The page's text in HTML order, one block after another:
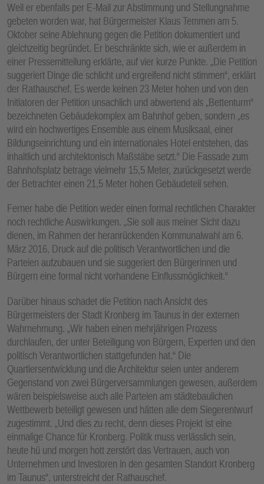
Weil er ebenfalls per E-Mail zur Abstimmung und Stellungnahme
gebeten worden war, hat Bürgermeister Klaus Temmen am 5.
Oktober seine Ablehnung gegen die Petition dokumentiert und
gleichzeitig begründet. Er beschränkte sich, wie er außerdem in
einer Pressemitteilung erklärte, auf vier kurze Punkte. „Die Petition
suggeriert Dinge die schlicht und ergreifend nicht stimmen“, erklärt
der Rathauschef. Es werde keinen 23 Meter hohen und von den
Initiatoren der Petition unsachlich und abwertend als „Bettenturm“
bezeichneten Gebäudekomplex am Bahnhof geben, sondern „es
wird ein hochwertiges Ensemble aus einem Musiksaal, einer
Bildungseinrichtung und ein internationales Hotel entstehen, das
inhaltlich und architektonisch Maßstäbe setzt.“ Die Fassade zum
Bahnhofsplatz betrage vielmehr 15,5 Meter, zurückgesetzt werde
der Betrachter einen 21,5 Meter hohen Gebäudeteil sehen.
Ferner habe die Petition weder einen formal rechtlichen Charakter
noch rechtliche Auswirkungen. „Sie soll aus meiner Sicht dazu
dienen, im Rahmen der heranrückenden Kommunalwahl am 6.
März 2016, Druck auf die politisch Verantwortlichen und die
Parteien aufzubauen und sie suggeriert den Bürgerinnen und
Bürgern eine formal nicht vorhandene Einflussmöglichkeit.“
Darüber hinaus schadet die Petition nach Ansicht des
Bürgermeisters der Stadt Kronberg im Taunus in der externen
Wahrnehmung. „Wir haben einen mehrjährigen Prozess
durchlaufen, der unter Beteiligung von Bürgern, Experten und den
politisch Verantwortlichen stattgefunden hat.“ Die
Quartiersentwicklung und die Architektur seien unter anderem
Gegenstand von zwei Bürgerversammlungen gewesen, außerdem
wären beispielsweise auch alle Parteien am städtebaulichen
Wettbewerb beteiligt gewesen und hätten alle dem Siegerentwurf
zugestimmt. „Und dies zu recht, denn dieses Projekt ist eine
einmalige Chance für Kronberg. Politik muss verlässlich sein,
heute hü und morgen hott zerstört das Vertrauen, auch von
Unternehmen und Investoren in den gesamten Standort Kronberg
im Taunus“, unterstreicht der Rathauschef.